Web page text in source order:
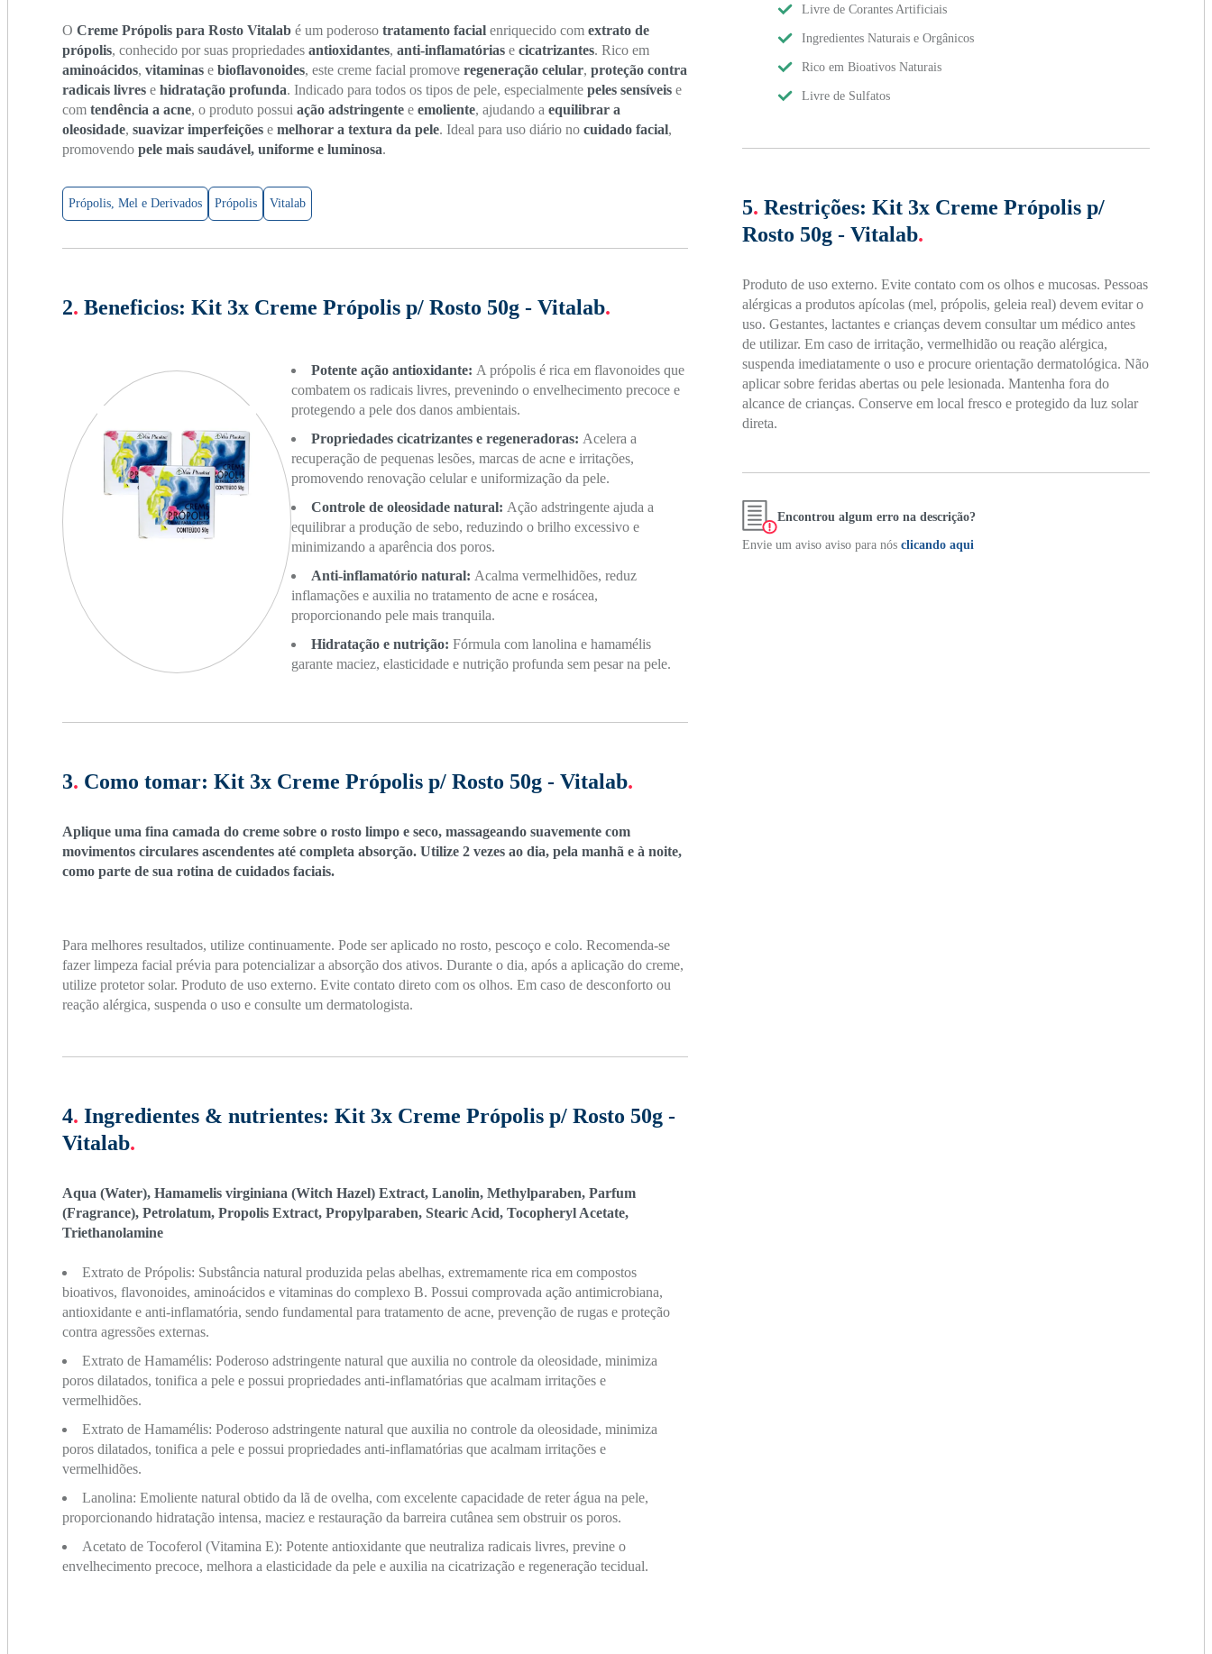
O Creme Própolis para Rosto Vitalab é um poderoso tratamento facial enriquecido com extrato de
própolis, conhecido por suas propriedades antioxidantes, anti-inflamatórias e cicatrizantes. Rico em
aminoácidos, vitaminas e bioflavonoides, este creme facial promove regeneração celular, proteção contra
radicais livres e hidratação profunda. Indicado para todos os tipos de pele, especialmente peles sensíveis e
com tendência a acne, o produto possui ação adstringente e emoliente, ajudando a equilibrar a
oleosidade, suavizar imperfeições e melhorar a textura da pele. Ideal para uso diário no cuidado facial,
promovendo pele mais saudável, uniforme e luminosa.
Própolis, Mel e Derivados Própolis Vitalab
2. Beneficios: Kit 3x Creme Própolis p/ Rosto 50g - Vitalab.
Potente ação antioxidante: A própolis é rica em flavonoides que
combatem os radicais livres, prevenindo o envelhecimento precoce e
protegendo a pele dos danos ambientais.
Propriedades cicatrizantes e regeneradoras: Acelera a
recuperação de pequenas lesões, marcas de acne e irritações,
promovendo renovação celular e uniformização da pele.
Controle de oleosidade natural: Ação adstringente ajuda a
equilibrar a produção de sebo, reduzindo o brilho excessivo e
minimizando a aparência dos poros.
Anti-inflamatório natural: Acalma vermelhidões, reduz
inflamações e auxilia no tratamento de acne e rosácea,
proporcionando pele mais tranquila.
Hidratação e nutrição: Fórmula com lanolina e hamamélis
garante maciez, elasticidade e nutrição profunda sem pesar na pele.
3. Como tomar: Kit 3x Creme Própolis p/ Rosto 50g - Vitalab.
Aplique uma fina camada do creme sobre o rosto limpo e seco, massageando suavemente com
movimentos circulares ascendentes até completa absorção. Utilize 2 vezes ao dia, pela manhã e à noite,
como parte de sua rotina de cuidados faciais.
Para melhores resultados, utilize continuamente. Pode ser aplicado no rosto, pescoço e colo. Recomenda-se
fazer limpeza facial prévia para potencializar a absorção dos ativos. Durante o dia, após a aplicação do creme,
utilize protetor solar. Produto de uso externo. Evite contato direto com os olhos. Em caso de desconforto ou
reação alérgica, suspenda o uso e consulte um dermatologista.
4. Ingredientes & nutrientes: Kit 3x Creme Própolis p/ Rosto 50g -
Vitalab.
Aqua (Water), Hamamelis virginiana (Witch Hazel) Extract, Lanolin, Methylparaben, Parfum
(Fragrance), Petrolatum, Propolis Extract, Propylparaben, Stearic Acid, Tocopheryl Acetate,
Triethanolamine
Extrato de Própolis: Substância natural produzida pelas abelhas, extremamente rica em compostos
bioativos, flavonoides, aminoácidos e vitaminas do complexo B. Possui comprovada ação antimicrobiana,
antioxidante e anti-inflamatória, sendo fundamental para tratamento de acne, prevenção de rugas e proteção
contra agressões externas.
Extrato de Hamamélis: Poderoso adstringente natural que auxilia no controle da oleosidade, minimiza
poros dilatados, tonifica a pele e possui propriedades anti-inflamatórias que acalmam irritações e
vermelhidões.
Extrato de Hamamélis: Poderoso adstringente natural que auxilia no controle da oleosidade, minimiza
poros dilatados, tonifica a pele e possui propriedades anti-inflamatórias que acalmam irritações e
vermelhidões.
Lanolina: Emoliente natural obtido da lã de ovelha, com excelente capacidade de reter água na pele,
proporcionando hidratação intensa, maciez e restauração da barreira cutânea sem obstruir os poros.
Acetato de Tocoferol (Vitamina E): Potente antioxidante que neutraliza radicais livres, previne o
envelhecimento precoce, melhora a elasticidade da pele e auxilia na cicatrização e regeneração tecidual.
Livre de Corantes Artificiais
Ingredientes Naturais e Orgânicos
Rico em Bioativos Naturais
Livre de Sulfatos
5. Restrições: Kit 3x Creme Própolis p/
Rosto 50g - Vitalab.
Produto de uso externo. Evite contato com os olhos e mucosas. Pessoas
alérgicas a produtos apícolas (mel, própolis, geleia real) devem evitar o
uso. Gestantes, lactantes e crianças devem consultar um médico antes
de utilizar. Em caso de irritação, vermelhidão ou reação alérgica,
suspenda imediatamente o uso e procure orientação dermatológica. Não
aplicar sobre feridas abertas ou pele lesionada. Mantenha fora do
alcance de crianças. Conserve em local fresco e protegido da luz solar
direta.
Encontrou algum erro na descrição?
Envie um aviso aviso para nós clicando aqui